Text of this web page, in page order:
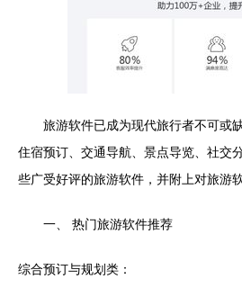
旅游软件已成为现代旅行者不可或
住宿预订、交通导航、景点导览、社交
些广受好评的旅游软件，并附上对旅游
一、 热门旅游软件推荐
综合预订与规划类：